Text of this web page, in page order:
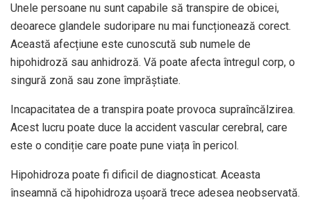
Unele persoane nu sunt capabile să transpire de obicei,
deoarece glandele sudoripare nu mai funcționează corect.
Această afecțiune este cunoscută sub numele de
hipohidroză sau anhidroză. Vă poate afecta întregul corp, o
singură zonă sau zone împrăștiate.
Incapacitatea de a transpira poate provoca supraîncălzirea.
Acest lucru poate duce la accident vascular cerebral, care
este o condiție care poate pune viața în pericol.
Hipohidroza poate fi dificil de diagnosticat. Aceasta
înseamnă că hipohidroza ușoară trece adesea neobservată.